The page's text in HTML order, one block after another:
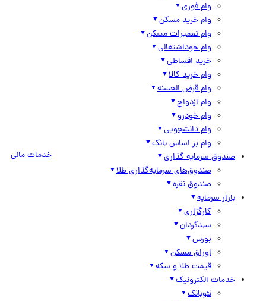
وام فوری
وام خرید مسکن
وام تعمیرات مسکن
وام خوداشتغالی
خرید اقساطی
وام خرید کالا
وام قرض الحسنه
وام ازدواج
وام خودرو
وام دانشجویی
وام بر اساس بانک
صندوق سرمایه گذاری
صندوق‌های سرمایه‌گذاری طلا
صندوق نقره
بازار سرمایه
کارگزاری
سبدگردان
بورس
اوراق مسکن
قیمت طلا و سکه
خدمات الکترونیک
نئوبانک
خدمات مالی